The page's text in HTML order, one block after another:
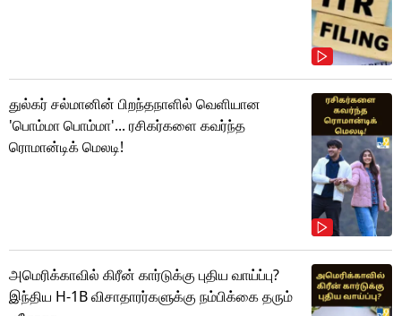
துல்கர் சல்மானின் பிறந்தநாளில் வெளியான
'பொம்மா பொம்மா'... ரசிகர்களை கவர்ந்த
ரொமான்டிக் மெலடி!
அமெரிக்காவில் கிரீன் கார்டுக்கு புதிய வாய்ப்பு?
இந்திய H-1B விசாதாரர்களுக்கு நம்பிக்கை தரும்